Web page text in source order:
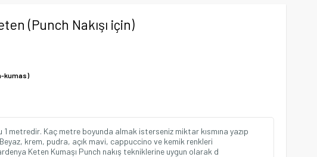
(Punch Nakışı için)
kumas)
1 metredir. Kaç metre boyunda almak isterseniz miktar kısmına yazıp
krem, pudra, açık mavi, cappuccino ve kemik renkleri
Keten Kumaşı Punch nakış tekniklerine uygun olarak d